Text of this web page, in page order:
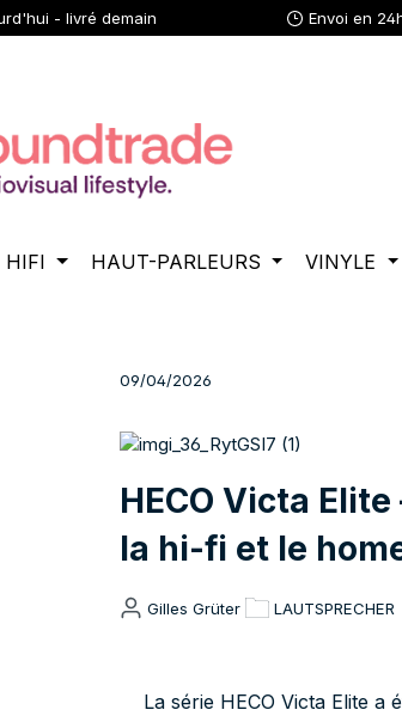
principale
- livré demain Envoi en
HIFI HAUT-PARLEURS VINYLE
09/04/2026
HECO Victa
la hi-fi et le
Gilles Grüter LAUTSPRECHER
La série HECO Victa Elite